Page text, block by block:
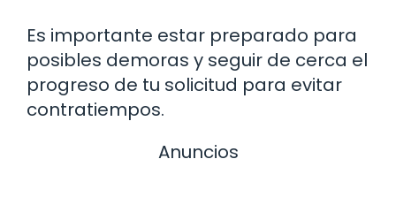
Es importante estar preparado para
posibles demoras y seguir de cerca el
progreso de tu solicitud para evitar
contratiempos.
Anuncios